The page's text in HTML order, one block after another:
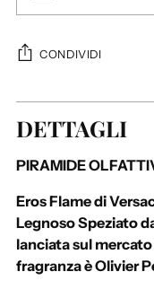
CONDIVIDI
A
g
i
n
g
e
r
DETTAGLI
PIRAMIDE
Eros Flame di
Legnoso Speziato
lanciata sul
fragranza è Olivier